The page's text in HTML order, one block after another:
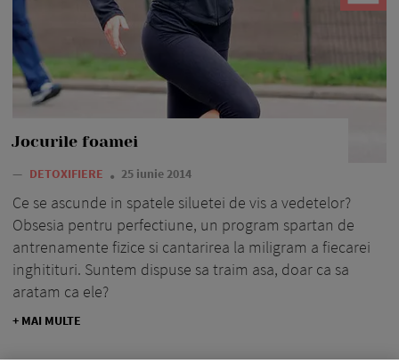
Jocurile foamei
— DETOXIFIERE 25 iunie 2014
Ce se ascunde in spatele siluetei de vis a vedetelor?
Obsesia pentru perfectiune, un program spartan de
antrenamente fizice si cantarirea la miligram a fiecarei
inghitituri. Suntem dispuse sa traim asa, doar ca sa
aratam ca ele?
+ MAI MULTE